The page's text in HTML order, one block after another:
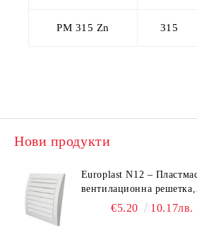
PM 315 Zn 315
Нови продукти
Europlast N12 –
вентилационна решетка,
190x190 mm
€5.20 10.17лв.